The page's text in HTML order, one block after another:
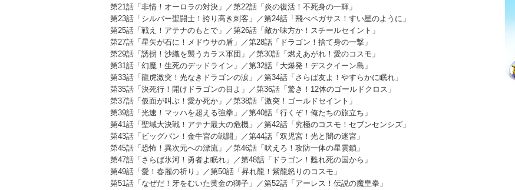
第21話「非情！オーロラの対決」／第22話「炎の復活！不死身の一輝」
第23話「シルバー聖闘士！誇り高き刺客」／第24話「飛べペガサス！すい星のように」
第25話「戦え！アテナのもとで」／第26話「敵か味方か！スチールセイント」
第27話「星矢が石に！メドウサの盾」／第28話「ドラゴン！捨て身の一撃」
第29話「誘拐！沙織を襲うカラス軍団」／第30話「燃えあがれ！愛のコスモ」
第31話「幻魔！生死のデッドライン」／第32話「大爆発！デスクイーン島」
第33話「龍虎激突！光なきドラゴンの涙」／第34話「さらば友よ！やすらかに眠れ」
第35話「決死行！開けドラゴンの目よ」／第36話「驚き！12体のゴールドクロス」
第37話「仮面が叫ぶ！愛か死か」／第38話「激突！ゴールドセイント」
第39話「光速！マッハを超える強拳」／第40話「行くぞ！俺たちの旅立ち」
第41話「聖域大決戦！アテナ最大の危機」／第42話「究極のコスモ！セブンセンシズ」
第43話「ビッグバン！金牛宮の戦闘」／第44話「双児宮！光と闇の迷宮」
第45話「恐怖！異次元への漂流」／第46話「吠えろ！攻防一体の星雲鎖」
第47話「さらば氷河！勇者よ眠れ」／第48話「ドラゴン！甦れ死の国から」
第49話「愛！春麗の祈り」／第50話「昇れ龍！紫龍怒りのコスモ」
第51話「なぜだ！牙をむいた黄金の獅子」／第52話「アーレス！伝説の魔皇拳」